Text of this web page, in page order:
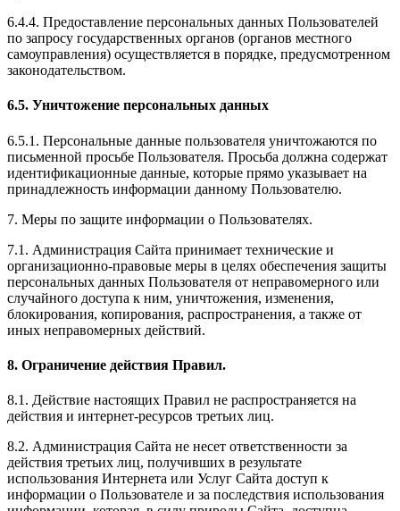
6.4.4. Предоставление персональных данных Пользователей
по запросу государственных органов (органов местного
самоуправления) осуществляется в порядке, предусмотренном
законодательством.
6.5. Уничтожение персональных данных
6.5.1. Персональные данные пользователя уничтожаются по
письменной просьбе Пользователя. Просьба должна содержат
идентификационные данные, которые прямо указывает на
принадлежность информации данному Пользователю.
7. Меры по защите информации о Пользователях.
7.1. Администрация Сайта принимает технические и
организационно-правовые меры в целях обеспечения защиты
персональных данных Пользователя от неправомерного или
случайного доступа к ним, уничтожения, изменения,
блокирования, копирования, распространения, а также от
иных неправомерных действий.
8. Ограничение действия Правил.
8.1. Действие настоящих Правил не распространяется на
действия и интернет-ресурсов третьих лиц.
8.2. Администрация Сайта не несет ответственности за
действия третьих лиц, получивших в результате
использования Интернета или Услуг Сайта доступ к
информации о Пользователе и за последствия использования